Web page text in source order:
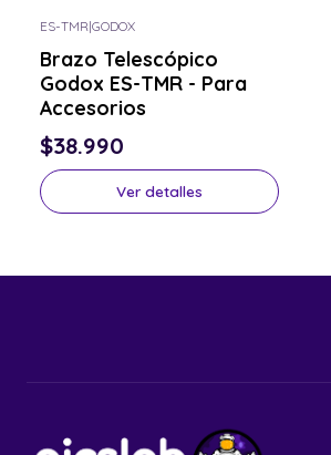
ES-TMR|GODOX
Brazo Telescópico
Godox ES-TMR - Para
Accesorios
$38.990
Ver detalles